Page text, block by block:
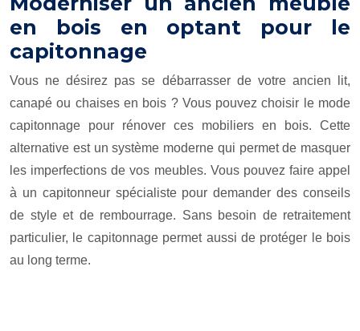
en bois en optant pour le
capitonnage
Vous ne désirez pas se débarrasser de votre ancien lit,
canapé ou chaises en bois ? Vous pouvez choisir le mode
capitonnage pour rénover ces mobiliers en bois. Cette
alternative est un système moderne qui permet de masquer
les imperfections de vos meubles. Vous pouvez faire appel
à un capitonneur spécialiste pour demander des conseils
de style et de rembourrage. Sans besoin de retraitement
particulier, le capitonnage permet aussi de protéger le bois
au long terme.